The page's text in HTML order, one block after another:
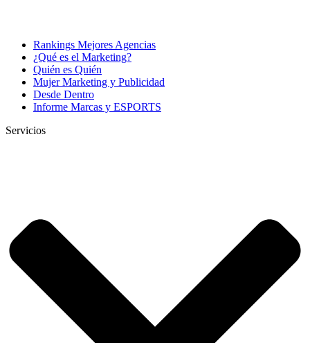
Rankings Mejores Agencias
¿Qué es el Marketing?
Quién es Quién
Mujer Marketing y Publicidad
Desde Dentro
Informe Marcas y ESPORTS
Servicios